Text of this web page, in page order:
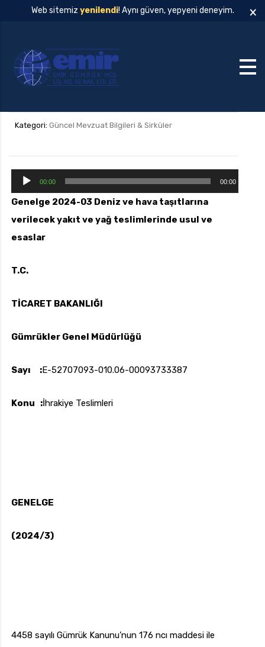
Web sitemiz yenilendi! Aynı güven, yepyeni deneyim. ×
Kategori: Güncel Mevzuat Bilgileri & Sirküler
e
s
o
y
a
c
00:00 00:00
Genelge 2024-03 Deniz ve hava taşıtlarına
verilecek yakıt ve yağ teslimlerinde usul ve
esaslar
T.C.
TİCARET BAKANLIĞI
Gümrükler Genel Müdürlüğü
Sayı :E-52707093-010.06-00093733387
Konu :İhrakiye Teslimleri
GENELGE
(2024/3)
4458 sayılı Gümrük Kanunu’nun 176 ncı maddesi ile